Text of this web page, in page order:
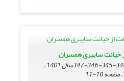
خیانت سایبری همسران
دوره 31، فروردین تا تیرماه344-345-346-347سال 1401 ،
10-11